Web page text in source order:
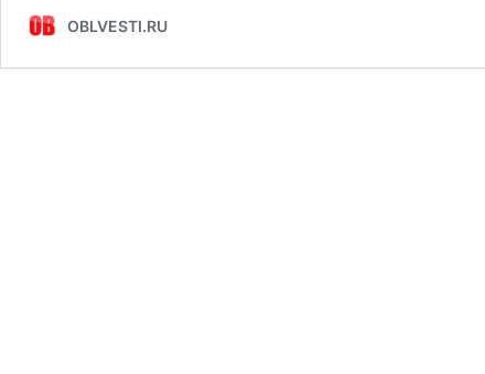
OBLVESTI.RU